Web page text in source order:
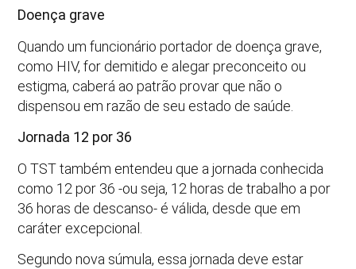
Doença grave
Quando um funcionário portador de doença grave,
como HIV, for demitido e alegar preconceito ou
estigma, caberá ao patrão provar que não o
dispensou em razão de seu estado de saúde.
Jornada 12 por 36
O TST também entendeu que a jornada conhecida
como 12 por 36 -ou seja, 12 horas de trabalho a por
36 horas de descanso- é válida, desde que em
caráter excepcional.
Segundo nova súmula, essa jornada deve estar